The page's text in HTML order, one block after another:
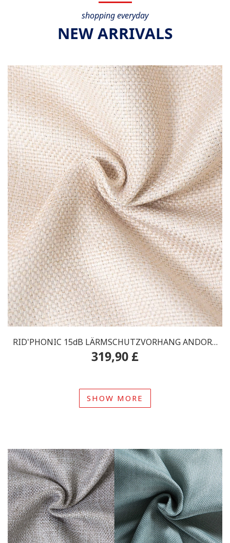
shopping everyday
NEW ARRIVALS
RID'PHONIC 15dB LÄRMSCHUTZVORHANG ANDORA
Bahngleis
319,90 £
SHOW MORE